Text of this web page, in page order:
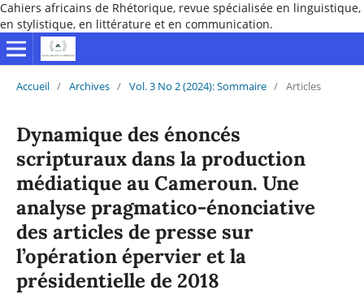
Cahiers africains de Rhétorique, revue spécialisée en linguistique,
en stylistique, en littérature et en communication.
Accueil / Archives / Vol. 3 No 2 (2024): Sommaire / Articles
Dynamique des énoncés
scripturaux dans la production
médiatique au Cameroun. Une
analyse pragmatico-énonciative
des articles de presse sur
l’opération épervier et la
présidentielle de 2018